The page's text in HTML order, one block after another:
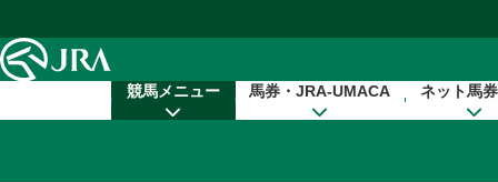
競馬メニュー 馬券・JRA-UMACA ネット馬